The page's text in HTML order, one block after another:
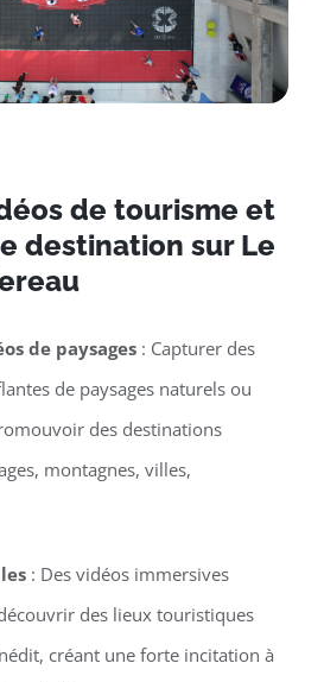
de tourisme et
destination sur Le
de paysages: Capturer des
de paysages naturels ou
des destinations
montagnes, villes,
: Des vidéos immersives
des lieux touristiques
créant une forte incitation à